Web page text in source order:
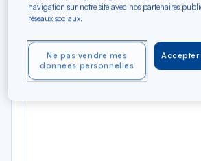
Précédent Aller / Retour — Économique
navigation sur notre site avec nos partenaires
réseaux sociaux.
Ne pas vendre mes
données personnelles